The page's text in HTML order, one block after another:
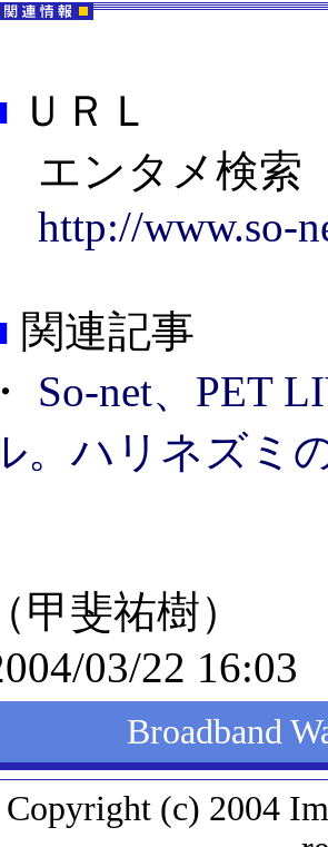
ＵＲＬ
エンタメ検索
http://www.so-
関連記事
・ So-net、PET
。ハリネズミ
（甲斐祐樹）
03/22 16:03
Broadband
Copyright (c) 2004